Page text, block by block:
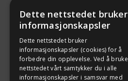
KONTAKT
477 45 000
post@etanorge.no
Dette nettstedet bruker
informasjonskapsler
Dette nettstedet bruker
informasjonskapsler (cookies) for å
forbedre din opplevelse. Ved å bruke
nettstedet vårt samtykker du i alle
informasjonskapsler i samsvar med